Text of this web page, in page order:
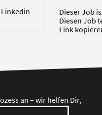
Linkedin
Dieser Job
Diesen Job
Link
an – wir helfen Dir,